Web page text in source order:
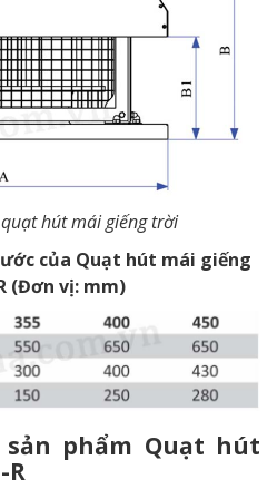
hút mái giếng trời
của Quạt hút mái giếng
(Đơn vị: mm)
phẩm Quạt hút
R